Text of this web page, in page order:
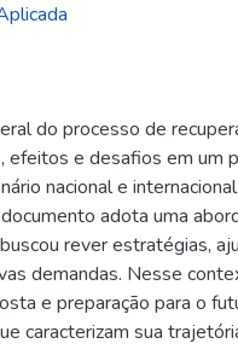
do processo de
efeitos e desafios em um
nacional e
adota uma
rever estratégias,
demandas. Nesse
e preparação para o
caracterizam sua